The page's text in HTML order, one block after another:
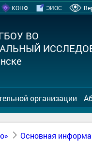
КОНФ ЭИОС
ВО
организации
Основная